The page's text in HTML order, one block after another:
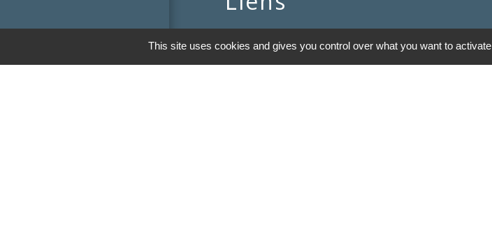
Communauté de communes du Haut
Limousin
This site uses cookies and gives you control over what you want to activate